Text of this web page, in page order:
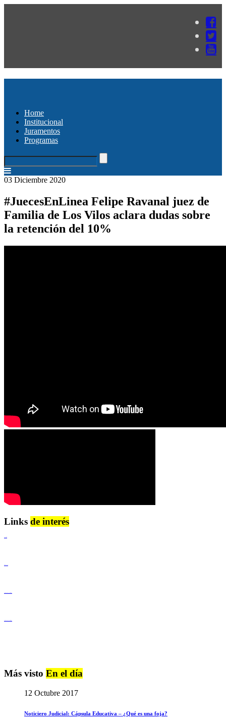
Home
Institucional
Juramentos
Programas
03 Diciembre 2020
#JuecesEnLinea Felipe Ravanal juez de
Familia de Los Vilos aclara dudas sobre
la retención del 10%
Links de interés
Más visto En el día
12 Octubre 2017
Noticiero Judicial: Cápsula Educativa – ¿Qué es una foja?